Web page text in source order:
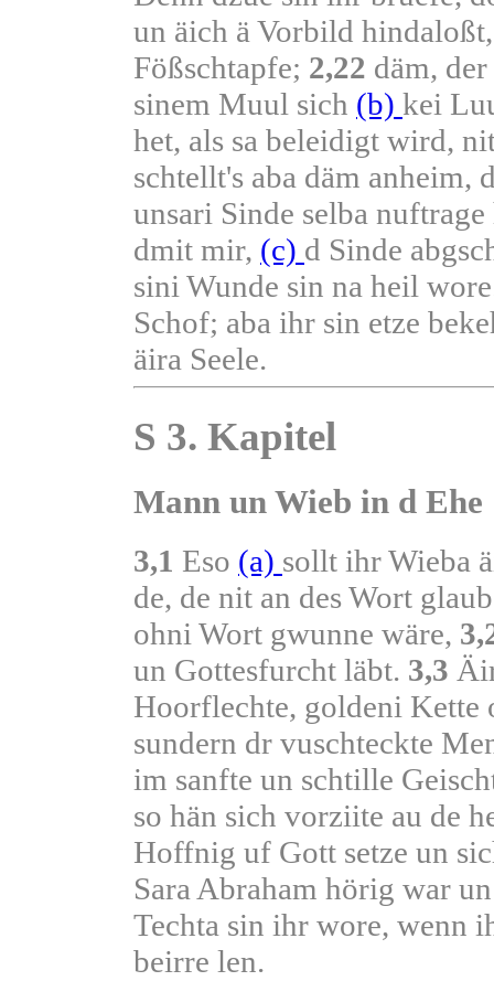
un äich ä Vorbild
Fößschtapfe; 2,22 däm, der
sinem Muul sich (b) kei
het, als sa beleidigt wird,
schtellt's aba däm anheim,
unsari Sinde selba
dmit mir, (c) d Sinde
sini Wunde sin na heil
Schof; aba ihr sin etze
äira Seele.
S 3. Kapitel
Mann un Wieb in d Ehe
3,1 Eso (a) sollt ihr Wieba
de, de nit an des Wort
ohni Wort gwunne wäre,
un Gottesfurcht läbt. 3,3
Hoorflechte, goldeni Kette
sundern dr vuschteckte
im sanfte un schtille
so hän sich vorziite au de
Hoffnig uf Gott setze un
Sara Abraham hörig war
Techta sin ihr wore, wenn
beirre len.